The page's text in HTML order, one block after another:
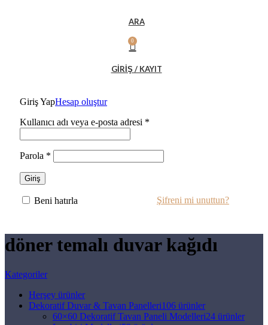
ARA
0
GIRIŞ / KAYIT
Giriş YapHesap oluştur
Kullanıcı adı veya e-posta adresi *
Parola *
Giriş
Şifreni mi unuttun?
Beni hatırla
döner temalı duvar kağıdı
Kategoriler
Herşey ürünler
Dekoratif Duvar & Tavan Panelleri106 ürünler
60×60 Dekoratif Tavan Paneli Modelleri24 ürünler